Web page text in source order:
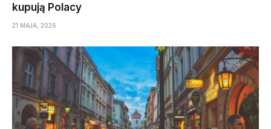
kupują Polacy
21 MAJA, 2026